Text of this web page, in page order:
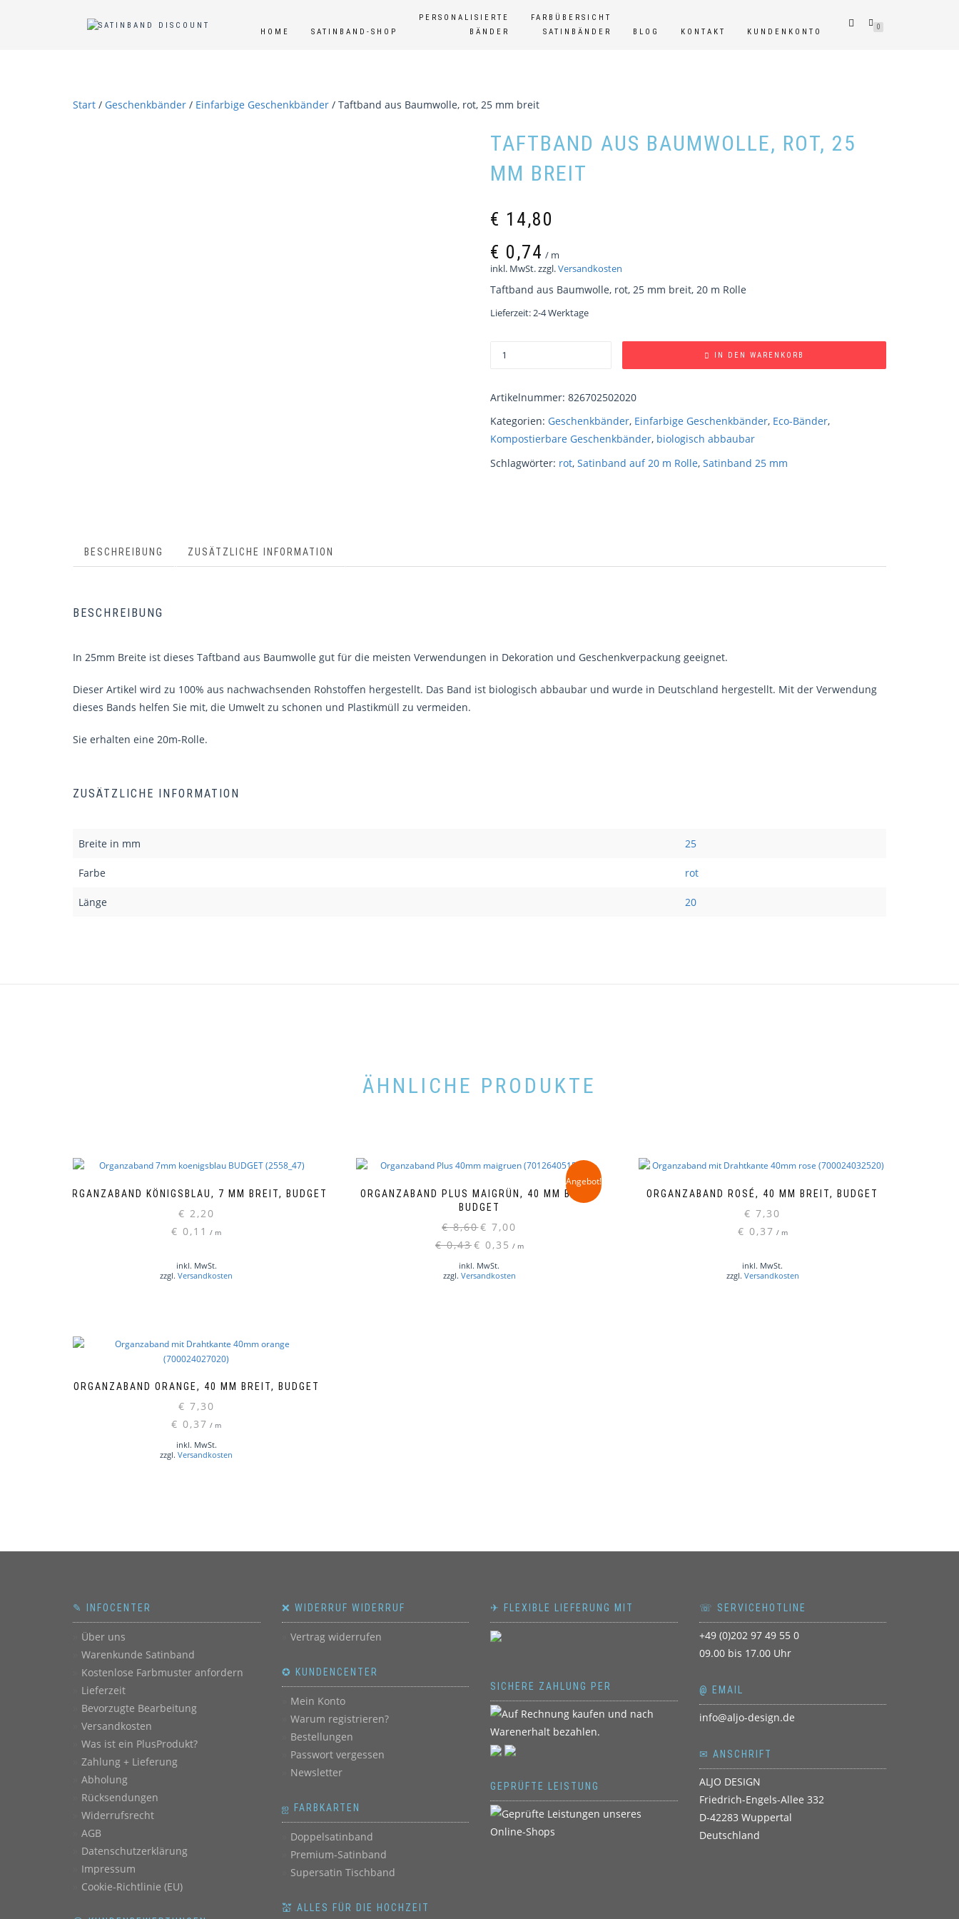
HOME SATINBAND-SHOP
PERSONALISIERTE
BÄNDER
FARBÜBERSICHT
SATINBÄNDER
BLOG KONTAKT KUNDENKONTO
0
Start / Geschenkbänder / Einfarbige Geschenkbänder / Taftband aus Baumwolle, rot, 25 mm breit
TAFTBAND AUS BAUMWOLLE, ROT, 25
MM BREIT
€ 14,80
€ 0,74 / m
inkl. MwSt.zzgl.Versandkosten
Taftband aus Baumwolle, rot, 25 mm breit, 20 m Rolle
Lieferzeit:2-4 Werktage
IN DEN WARENKORB
Artikelnummer: 826702502020
Kategorien: Geschenkbänder, Einfarbige Geschenkbänder, Eco-Bänder,
Kompostierbare Geschenkbänder, biologisch abbaubar
Schlagwörter: rot, Satinband auf 20 m Rolle, Satinband 25 mm
BESCHREIBUNG ZUSÄTZLICHE INFORMATION
BESCHREIBUNG
In 25mm Breite ist dieses Taftband aus Baumwolle gut für die meisten Verwendungen in Dekoration und Geschenkverpackung geeignet.
Dieser Artikel wird zu 100% aus nachwachsenden Rohstoffen hergestellt. Das Band ist biologisch abbaubar und wurde in Deutschland hergestellt. Mit der Verwendung
dieses Bands helfen Sie mit, die Umwelt zu schonen und Plastikmüll zu vermeiden.
Sie erhalten eine 20m-Rolle.
ZUSÄTZLICHE INFORMATION
Breite in mm 25
Farbe rot
Länge 20
ÄHNLICHE PRODUKTE
ORGANZABAND KÖNIGSBLAU, 7 MM BREIT, BUDGET
€ 2,20
€ 0,11 / m
inkl. MwSt.
zzgl.Versandkosten
ORGANZABAND PLUS MAIGRÜN, 40 MM BREIT,
BUDGET
Angebot!
€8,60Ursprünglicher
Preis
€ 8,60
€ 7,00
€0,43€ 0,35 / m
inkl. MwSt.
zzgl. Versandkosten
ORGANZABAND ROSÉ, 40 MM BREIT, BUDGET
€ 7,30
€ 0,37 / m
inkl. MwSt.
zzgl. Versandkosten
ORGANZABAND ORANGE, 40 MM BREIT, BUDGET
€ 7,30
€ 0,37 / m
inkl. MwSt.
zzgl.Versandkosten
✎ INFOCENTER
Über uns
Warenkunde Satinband
Kostenlose Farbmuster anfordern
Lieferzeit
Bevorzugte Bearbeitung
Versandkosten
Was ist ein PlusProdukt?
Zahlung + Lieferung
Abholung
Rücksendungen
Widerrufsrecht
AGB
Datenschutzerklärung
Impressum
Cookie-Richtlinie (EU)
❌ WIDERRUF WIDERRUF
Vertrag widerrufen
✪ KUNDENCENTER
Mein Konto
Warum registrieren?
Bestellungen
Passwort vergessen
Newsletter
ஐ FARBKARTEN
Doppelsatinband
Premium-Satinband
Supersatin Tischband
💒 ALLES FÜR DIE HOCHZEIT
✈ FLEXIBLE LIEFERUNG MIT
SICHERE ZAHLUNG PER
GEPRÜFTE LEISTUNG
☏ SERVICEHOTLINE
+49 (0)202 97 49 55 0
09.00 bis 17.00 Uhr
@ EMAIL
info@aljo-design.de
✉ ANSCHRIFT
ALJO DESIGN
Friedrich-Engels-Allee 332
D-42283 Wuppertal
Deutschland